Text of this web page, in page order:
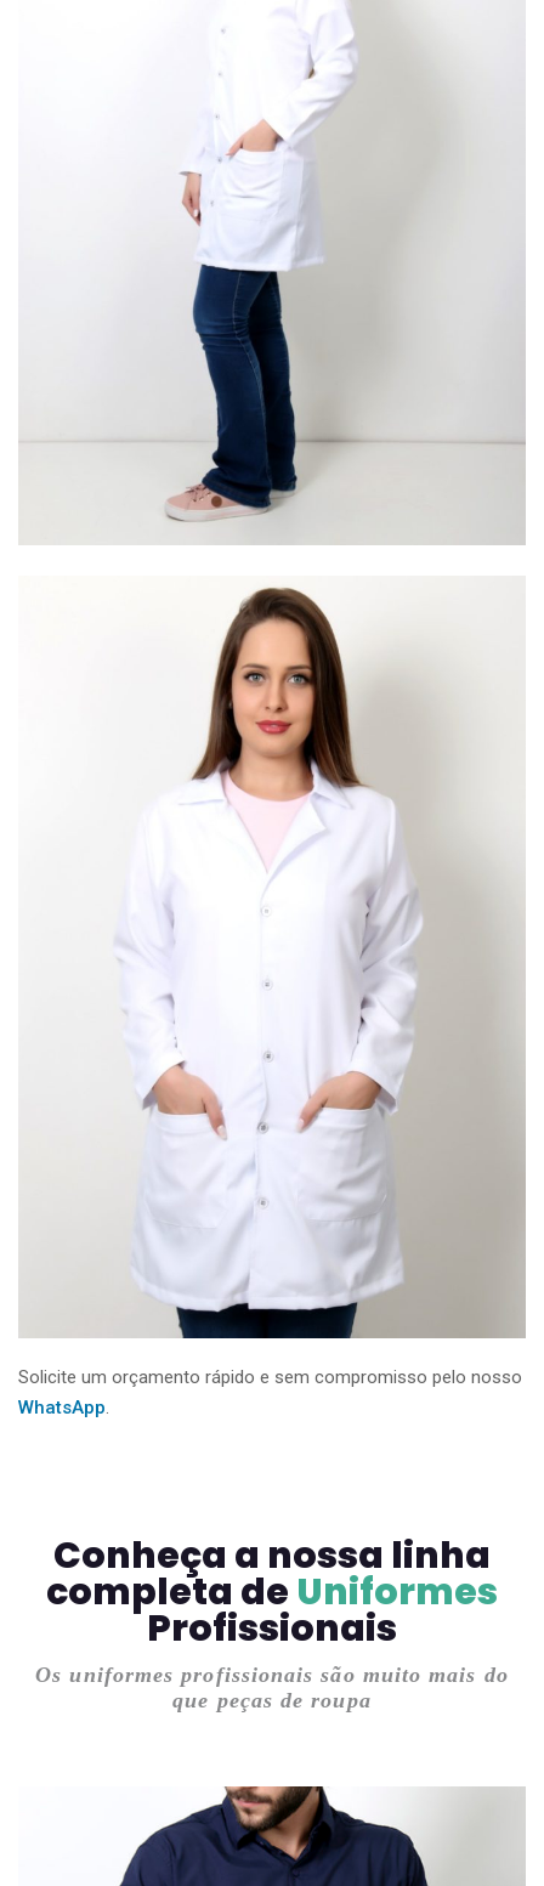
Solicite um orçamento rápido e sem compromisso pelo nosso
WhatsApp.
Conheça a nossa linha
completa de Uniformes
Profissionais
Os uniformes profissionais são muito mais do
que peças de roupa